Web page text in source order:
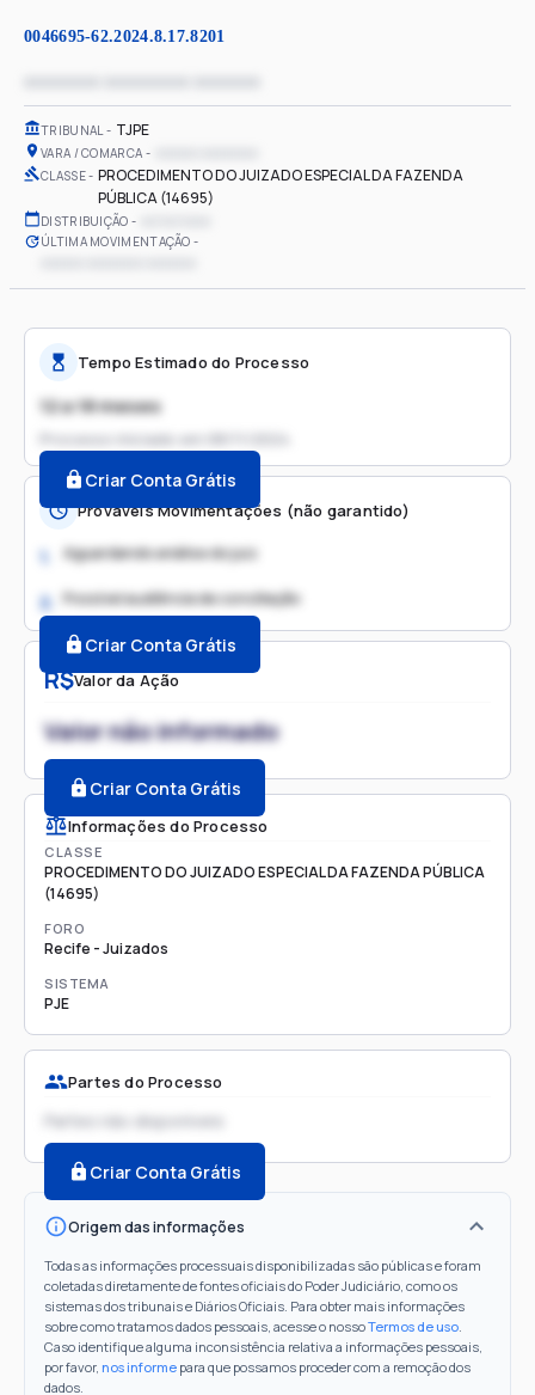
0046695-62.2024.8.17.8201
TRIBUNAL TJPE
VARA / COMARCA
CLASSE
PROCEDIMENTO DO JUIZADO ESPECIAL DA FAZENDA
PÚBLICA (14695)
DISTRIBUIÇÃO
ÚLTIMA MOVIMENTAÇÃO
R$Valor da Ação
Valor não informado
Criar Conta Grátis
Informações do Processo
CLASSE
PROCEDIMENTO DO JUIZADO ESPECIAL DA FAZENDA PÚBLICA
(14695)
FORO
Recife - Juizados
SISTEMA
PJE
Partes do Processo
Partes não disponíveis
Criar Conta Grátis
Origem das informações
Todas as informações processuais disponibilizadas são públicas e foram
coletadas diretamente de fontes oficiais do Poder Judiciário, como os
sistemas dos tribunais e Diários Oficiais. Para obter mais informações
sobre como tratamos dados pessoais, acesse o nossoTermos de uso.
Caso identifique alguma inconsistência relativa a informações pessoais,
por favor, nos informe para que possamos proceder com a remoção dos
dados.
Tempo Estimado do Processo
12 a 18 meses
Processo iniciado em
Criar Conta Grátis
Prováveis Movimentações (não garantido)
1. Aguardando análise do juiz
2. Possível audiência de conciliação
Criar Conta Grátis